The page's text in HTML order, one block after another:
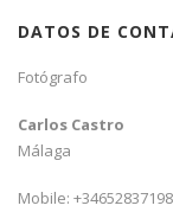
DATOS DE
Fotógrafo
Carlos Castro
Málaga
Mobile: +34652837198